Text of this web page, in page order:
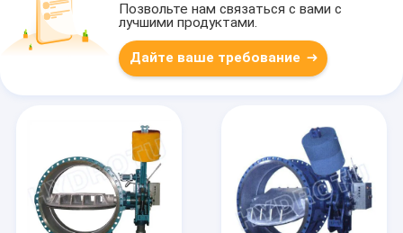
Позвольте нам связаться с вами с
лучшими продуктами.
Дайте ваше требование